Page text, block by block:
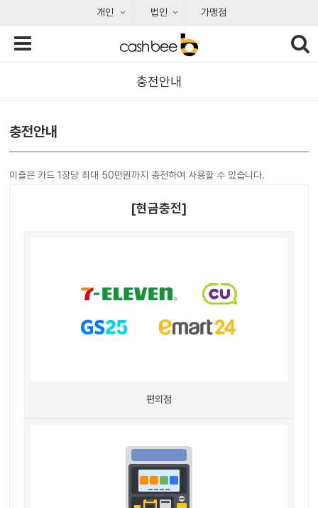
개인 법인 가맹점
충전안내
충전안내
이즐은 카드 1장당 최대 50만원까지 충전하여 사용할 수 있습니다.
[현금충전]
편의점